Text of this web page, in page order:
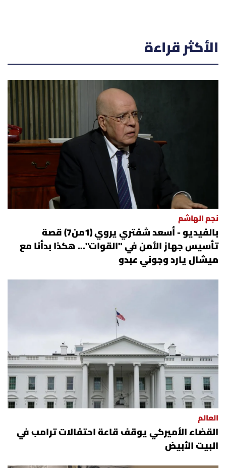
الأكثر قراءة
نجم الهاشم
بالفيديو - أسعد شفتري يروي (1من7) قصة
تأسيس جهاز الأمن في "القوات"... هكذا بدأنا مع
ميشال يارد وجوني عبدو
العالم
القضاء الأميركي يوقف قاعة احتفالات ترامب في
البيت الأبيض